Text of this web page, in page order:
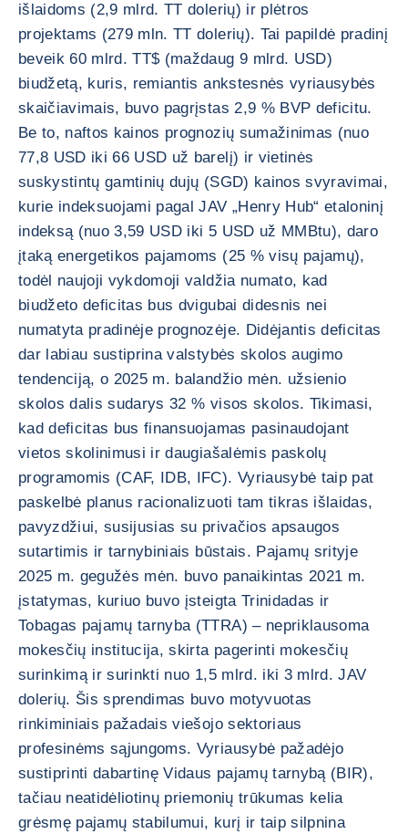
išlaidoms (2,9 mlrd. TT dolerių) ir plėtros
projektams (279 mln. TT dolerių). Tai papildė pradinį
beveik 60 mlrd. TT$ (maždaug 9 mlrd. USD)
biudžetą, kuris, remiantis ankstesnės vyriausybės
skaičiavimais, buvo pagrįstas 2,9 % BVP deficitu.
Be to, naftos kainos prognozių sumažinimas (nuo
77,8 USD iki 66 USD už barelį) ir vietinės
suskystintų gamtinių dujų (SGD) kainos svyravimai,
kurie indeksuojami pagal JAV „Henry Hub“ etaloninį
indeksą (nuo 3,59 USD iki 5 USD už MMBtu), daro
įtaką energetikos pajamoms (25 % visų pajamų),
todėl naujoji vykdomoji valdžia numato, kad
biudžeto deficitas bus dvigubai didesnis nei
numatyta pradinėje prognozėje. Didėjantis deficitas
dar labiau sustiprina valstybės skolos augimo
tendenciją, o 2025 m. balandžio mėn. užsienio
skolos dalis sudarys 32 % visos skolos. Tikimasi,
kad deficitas bus finansuojamas pasinaudojant
vietos skolinimusi ir daugiašalėmis paskolų
programomis (CAF, IDB, IFC). Vyriausybė taip pat
paskelbė planus racionalizuoti tam tikras išlaidas,
pavyzdžiui, susijusias su privačios apsaugos
sutartimis ir tarnybiniais būstais. Pajamų srityje
2025 m. gegužės mėn. buvo panaikintas 2021 m.
įstatymas, kuriuo buvo įsteigta Trinidadas ir
Tobagas pajamų tarnyba (TTRA) – nepriklausoma
mokesčių institucija, skirta pagerinti mokesčių
surinkimą ir surinkti nuo 1,5 mlrd. iki 3 mlrd. JAV
dolerių. Šis sprendimas buvo motyvuotas
rinkiminiais pažadais viešojo sektoriaus
profesinėms sąjungoms. Vyriausybė pažadėjo
sustiprinti dabartinę Vidaus pajamų tarnybą (BIR),
tačiau neatidėliotinų priemonių trūkumas kelia
grėsmę pajamų stabilumui, kurį ir taip silpnina